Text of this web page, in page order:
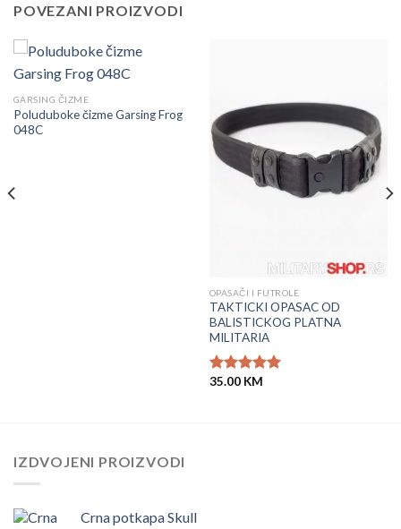
POVEZANI PROIZVODI
GARSING ČIZME
Poluduboke čizme Garsing Frog
048C
OPASAČI I FUTROLE
TAKTICKI OPASAC OD
BALISTICKOG PLATNA
MILITARIA
Ocjenjeno
35.00 KM
IZDVOJENI PROIZVODI
Crna potkapa Skull